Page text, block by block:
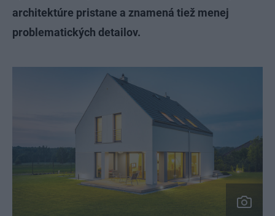
architektúre pristane a znamená tiež menej
problematických detailov.